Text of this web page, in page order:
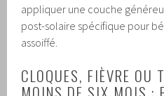
appliquer une couche
post-solaire spécifique pour
assoiffé.
CLOQUES, FIÈVRE OU